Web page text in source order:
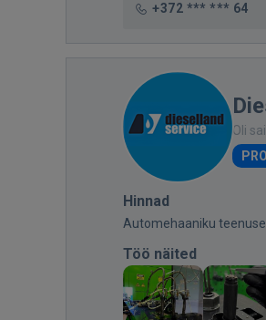
+372 *** *** 64
Oli
PRO
Hinnad
Automehaaniku
Töö näited